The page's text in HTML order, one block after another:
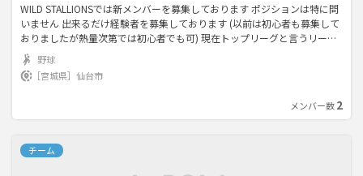
WILD STALLIONSでは新メンバーを募集しております ポジションは特に問
いません 出来るだけ経験者を募集しております (以前は初心者も募集して
おりましたが熱量次第では初心者でも可) 現在トップリーグと言うリーグ
に所属しております 活動頻度としては毎週日曜日 週4〜5(球場確保状況に
より減もあり) 月に1〜2日は練習DAYを設け 野球をするだけでなく野球が
上手くなれるチームを目指してます 年齢は18〜40の割と幅広い層が所属
まりましたら 見学、体験参加のご連絡をお待ちしております よろしくお
野球
［宮城県］ 仙台市
メンバー数2
チーム